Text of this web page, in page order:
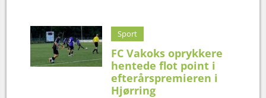
Sport
FC Vakoks oprykkere
hentede flot point i
efterårspremieren i
Hjørring